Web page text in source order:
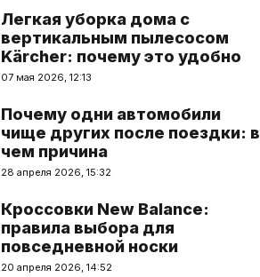
Легкая уборка дома с
вертикальным пылесосом
Kärcher: почему это удобно
07 мая 2026, 12:13
Почему одни автомобили
чище других после поездки: в
чем причина
28 апреля 2026, 15:32
Кроссовки New Balance:
правила выбора для
повседневной носки
20 апреля 2026, 14:52